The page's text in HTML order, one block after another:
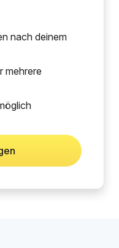
nach deinem
mehrere